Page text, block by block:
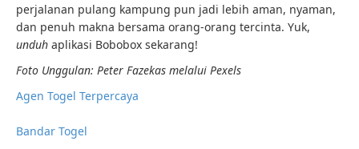
perjalanan pulang kampung pun jadi lebih aman, nyaman,
dan penuh makna bersama orang-orang tercinta. Yuk,
unduh aplikasi Bobobox sekarang!
Foto Unggulan: Peter Fazekas melalui Pexels
Agen Togel Terpercaya
Bandar Togel